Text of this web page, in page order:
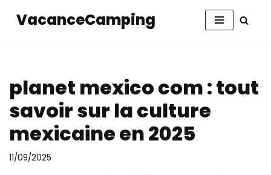
VacanceCamping
planet mexico com : tout
savoir sur la culture
mexicaine en 2025
11/09/2025